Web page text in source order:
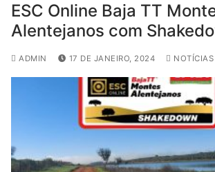
ESC Online Baja TT
Alentejanos com
ADMIN 17 DE JANEIRO, 2024 NOTÍCIAS